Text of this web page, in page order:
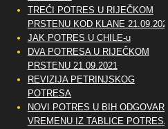
TREĆI POTRES U RIJEČKOM
PRSTENU KOD KLANE 21.09.2021
JAK POTRES U CHILE-u
DVA POTRESA U RIJEČKOM
PRSTENU 21.09.2021
REVIZIJA PETRINJSKOG
POTRESA
NOVI POTRES U BIH ODGOVARA
VREMENU IZ TABLICE POTRESA